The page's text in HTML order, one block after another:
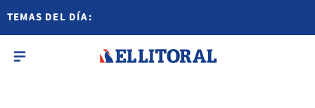
TEMAS DEL DÍA: